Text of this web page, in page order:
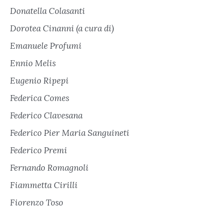
Donatella Colasanti
Dorotea Cinanni (a cura di)
Emanuele Profumi
Ennio Melis
Eugenio Ripepi
Federica Comes
Federico Clavesana
Federico Pier Maria Sanguineti
Federico Premi
Fernando Romagnoli
Fiammetta Cirilli
Fiorenzo Toso